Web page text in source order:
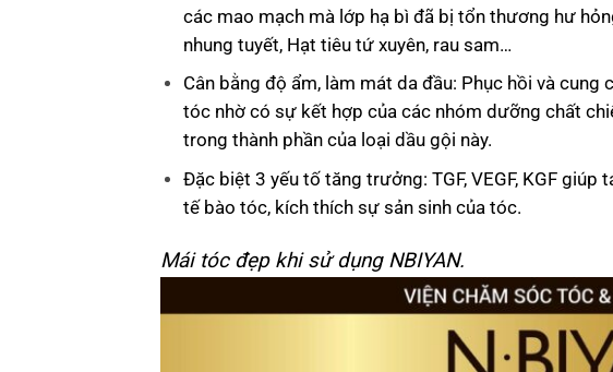
các mao mạch mà lớp hạ bì đã bị tổn thương hư
nhung tuyết, Hạt tiêu tứ xuyên, rau sam…
Cân bằng độ ẩm, làm mát da đầu: Phục hồi và
tóc nhờ có sự kết hợp của các nhóm dưỡng chất
trong thành phần của loại dầu gội này.
Đặc biệt 3 yếu tố tăng trưởng: TGF, VEGF, KGF
tế bào tóc, kích thích sự sản sinh của tóc.
Mái tóc đẹp khi sử dụng NBIYAN.